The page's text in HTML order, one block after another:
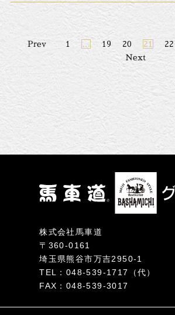
ー
Prev 1 … 19 20 21 22
Next
株式会社馬車道
〒360-0161
埼玉県熊谷市万吉2950-1
TEL：048-539-1717（代）
FAX：048-539-3017